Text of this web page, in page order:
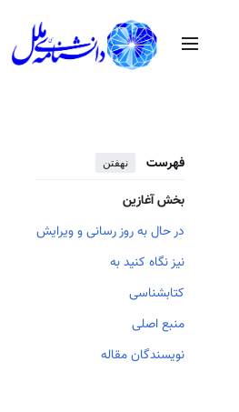
منوی اصلی
فهرست نهفتن
بخش آغازین
در حال به روز رسانی و ویرایش
نیز نگاه کنید به
کتابشناسی
منبع اصلی
نویسندگان مقاله